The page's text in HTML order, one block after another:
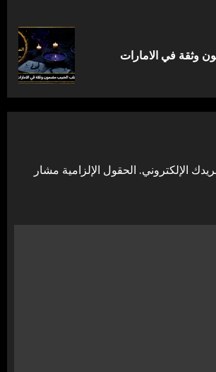
وثقة في الامارات
الإلكتروني. الحقول الإلزامية مشار